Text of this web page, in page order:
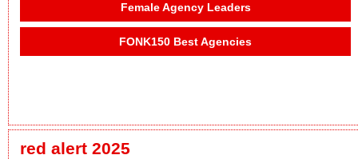
Female Agency Leaders
FONK150 Best Agencies
red alert 2025